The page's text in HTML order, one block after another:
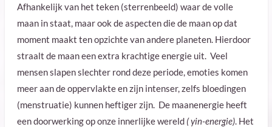
Afhankelijk van het teken (sterrenbeeld) waar de volle
maan in staat, maar ook de aspecten die de maan op dat
moment maakt ten opzichte van andere planeten. Hierdoor
straalt de maan een extra krachtige energie uit. Veel
mensen slapen slechter rond deze periode, emoties komen
meer aan de oppervlakte en zijn intenser, zelfs bloedingen
(menstruatie) kunnen heftiger zijn. De maanenergie heeft
een doorwerking op onze innerlijke wereld( yin-energie). Het